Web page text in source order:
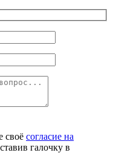
своё согласие на
галочку в